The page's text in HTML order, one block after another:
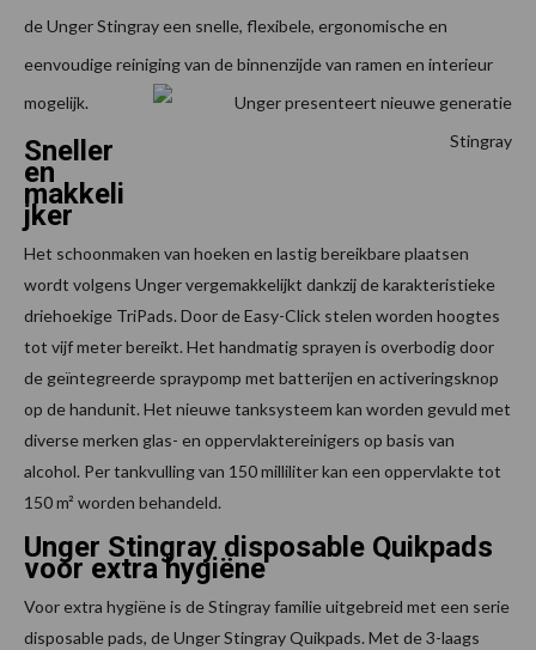
de Unger Stingray een snelle, flexibele, ergonomische en
eenvoudige reiniging van de binnenzijde van ramen en interieur
mogelijk.
Sneller
en
makkeli
jker
Het schoonmaken van hoeken en lastig bereikbare plaatsen
wordt volgens Unger vergemakkelijkt dankzij de karakteristieke
driehoekige TriPads. Door de Easy-Click stelen worden hoogtes
tot vijf meter bereikt. Het handmatig sprayen is overbodig door
de geïntegreerde spraypomp met batterijen en activeringsknop
op de handunit. Het nieuwe tanksysteem kan worden gevuld met
diverse merken glas- en oppervlaktereinigers op basis van
alcohol. Per tankvulling van 150 milliliter kan een oppervlakte tot
150 m² worden behandeld.
Unger Stingray disposable Quikpads
voor extra hygiëne
Voor extra hygiëne is de Stingray familie uitgebreid met een serie
disposable pads, de Unger Stingray Quikpads. Met de 3-laags